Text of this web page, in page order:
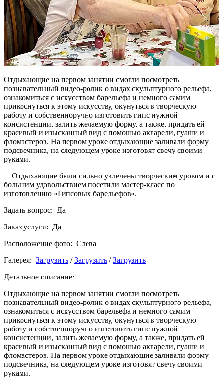
Отдыхающие на первом занятии смогли посмотреть
познавательный видео-ролик о видах скульптурного рельефа,
ознакомиться с искусством барельефа и немного самим
прикоснуться к этому искусству, окунуться в творческую
работу и собственноручно изготовить гипс нужной
консистенции, залить желаемую форму, а также, придать ей
красивый и изысканный вид с помощью акварели, гуаши и
фломастеров. На первом уроке отдыхающие заливали форму
подсвечника, на следующем уроке изготовят свечу своими
руками.
Отдыхающие были сильно увлечены творческим уроком и с
большим удовольствием посетили мастер-класс по
изготовлению «Гипсовых барельефов».
Задать вопрос: Да
Заказ услуги: Да
Расположение фото: Слева
Галерея: Загрузить /Загрузить /Загрузить
Детальное описание:
Отдыхающие на первом занятии смогли посмотреть
познавательный видео-ролик о видах скульптурного рельефа,
ознакомиться с искусством барельефа и немного самим
прикоснуться к этому искусству, окунуться в творческую
работу и собственноручно изготовить гипс нужной
консистенции, залить желаемую форму, а также, придать ей
красивый и изысканный вид с помощью акварели, гуаши и
фломастеров. На первом уроке отдыхающие заливали форму
подсвечника, на следующем уроке изготовят свечу своими
руками.